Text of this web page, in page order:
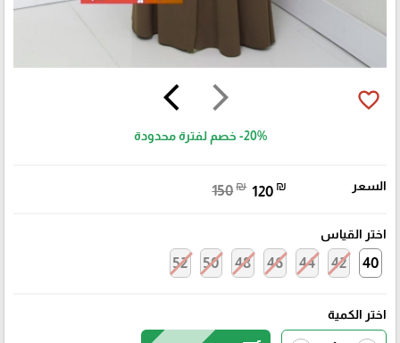
arrow_forward_ios
arrow_back_ios favorite_border
-20% خصم لفترة محدودة
السعر 150₪ 120 ₪
اختر القياس
40
42
44
46
48
50
52
اختر الكمية